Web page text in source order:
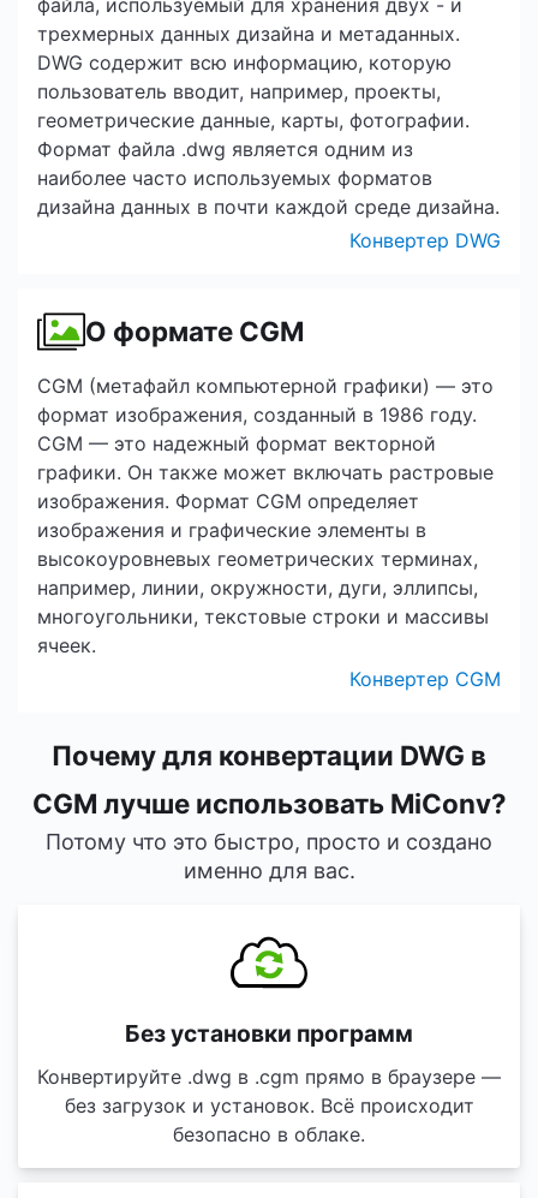
файла, используемый для хранения двух - и
трехмерных данных дизайна и метаданных.
DWG содержит всю информацию, которую
пользователь вводит, например, проекты,
геометрические данные, карты, фотографии.
Формат файла .dwg является одним из
наиболее часто используемых форматов
дизайна данных в почти каждой среде дизайна.
Конвертер DWG
О формате CGM
CGM (метафайл компьютерной графики) — это
формат изображения, созданный в 1986 году.
CGM — это надежный формат векторной
графики. Он также может включать растровые
изображения. Формат CGM определяет
изображения и графические элементы в
высокоуровневых геометрических терминах,
например, линии, окружности, дуги, эллипсы,
многоугольники, текстовые строки и массивы
ячеек.
Конвертер CGM
Почему для конвертации DWG в
CGM лучше использовать MiConv?
Потому что это быстро, просто и создано
именно для вас.
Без установки программ
Конвертируйте .dwg в .cgm прямо в браузере —
без загрузок и установок. Всё происходит
безопасно в облаке.